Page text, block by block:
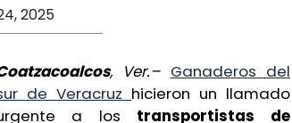
2025
, Ver.– Ganaderos del
de Veracruz hicieron un llamado
a los transportistas de